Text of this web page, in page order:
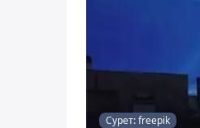
Сурет: freepik